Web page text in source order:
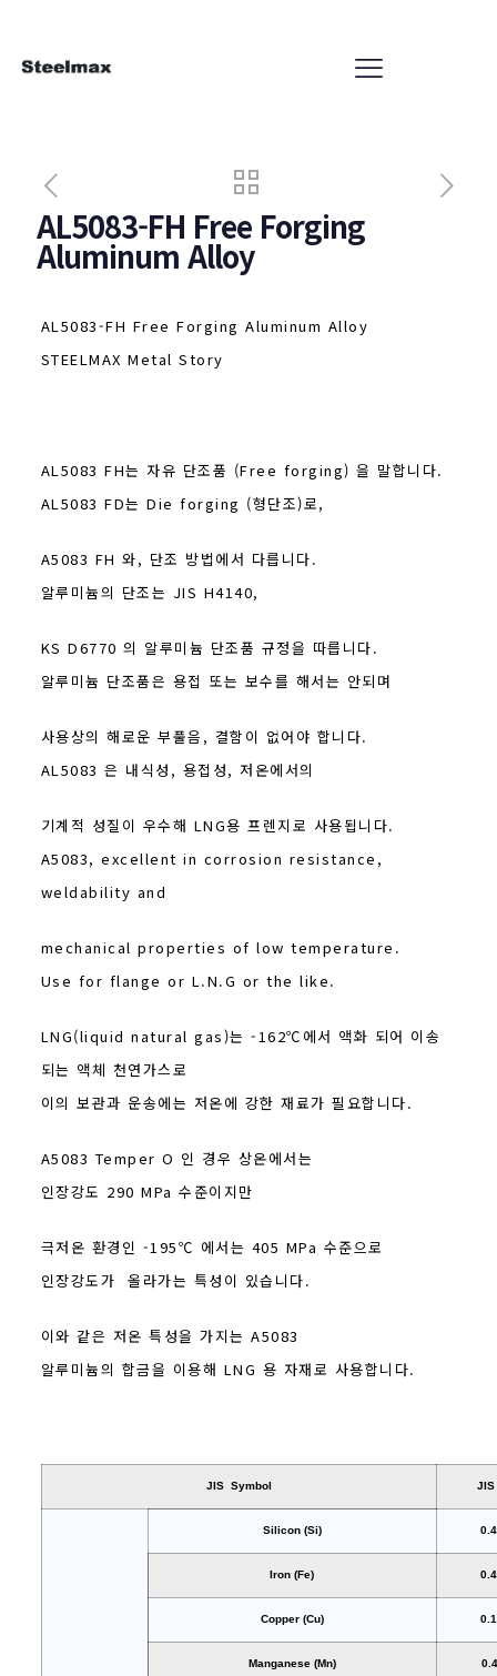
AL5083-FH Free Forging
Aluminum Alloy
AL5083-FH Free Forging Aluminum Alloy
STEELMAX Metal Story
AL5083 FH는 자유 단조품 (Free forging) 을 말합니다.
AL5083 FD는 Die forging (형단조)로,
A5083 FH 와, 단조 방법에서 다릅니다.
알루미늄의 단조는 JIS H4140,
KS D6770 의 알루미늄 단조품 규정을 따릅니다.
알루미늄 단조품은 용접 또는 보수를 해서는 안되며
사용상의 해로운 부풀음, 결함이 없어야 합니다.
AL5083 은 내식성, 용접성, 저온에서의
기계적 성질이 우수해 LNG용 프렌지로 사용됩니다.
A5083, excellent in corrosion resistance,
weldability and
mechanical properties of low temperature.
Use for flange or L.N.G or the like.
LNG(liquid natural gas)는 -162℃에서 액화 되어 이송
되는 액체 천연가스로
이의 보관과 운송에는 저온에 강한 재료가 필요합니다.
A5083 Temper O 인 경우 상온에서는
인장강도 290 MPa 수준이지만
극저온 환경인 -195℃ 에서는 405 MPa 수준으로
인장강도가 올라가는 특성이 있습니다.
이와 같은 저온 특성을 가지는 A5083
알루미늄의 합금을 이용해 LNG 용 자재로 사용합니다.
JIS Symbol JIS
Silicon (Si)
Iron (Fe)
Copper (Cu)
Manganese (Mn)